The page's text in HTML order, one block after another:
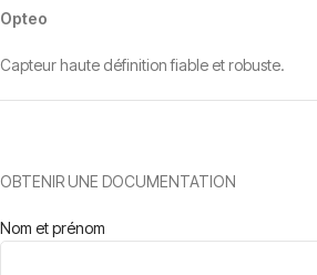
Opteo
Capteur haute définition fiable et robuste.
OBTENIR UNE DOCUMENTATION
Nom et prénom